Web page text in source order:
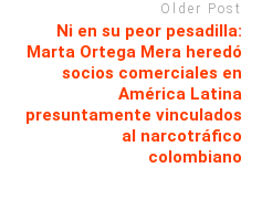
Older Post
Ni en su peor pesadilla:
Marta Ortega Mera heredó
socios comerciales en
América Latina
presuntamente vinculados
al narcotráfico
colombiano